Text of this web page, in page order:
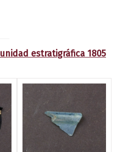
unidad estratigráfica 1805